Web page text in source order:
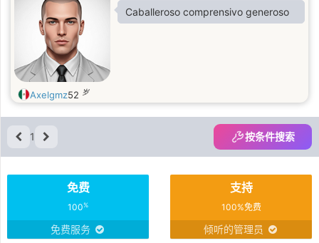
Caballeroso comprensivo generoso
Axelgmz52 岁
1 按条件搜索
免费
100%
免费服务
支持
100%免费
倾听的管理员